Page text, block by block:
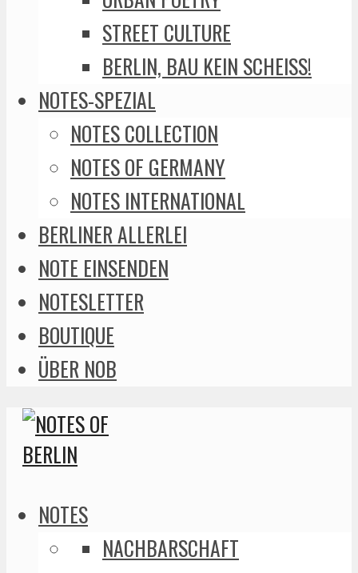
STREET CULTURE
BERLIN, BAU KEIN SCHEISS!
NOTES-SPEZIAL
NOTES COLLECTION
NOTES OF GERMANY
NOTES INTERNATIONAL
BERLINER ALLERLEI
NOTE EINSENDEN
NOTESLETTER
BOUTIQUE
ÜBER NOB
NOTES
NACHBARSCHAFT